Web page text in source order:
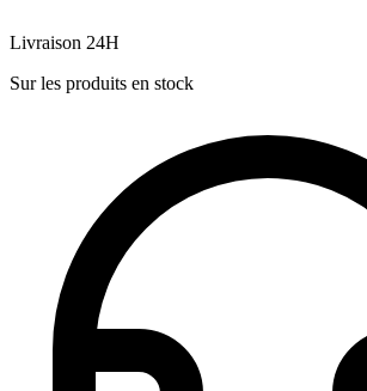
Livraison 24H
Sur les produits en stock